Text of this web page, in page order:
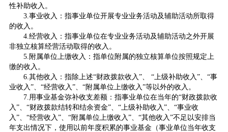
性补助收入。
3.事业收入：指事业单位开展专业业务活动及辅助活动所取得
的收入。
4.经营收入：指事业单位在专业业务活动及辅助活动之外开展
非独立核算经营活动取得的收入。
5.附属单位上缴收入：指单位附属的独立核算单位按照规定上
缴的收入。
6.其他收入：指除上述“财政拨款收入”、 “上级补助收入”、“事
业收入”、“经营收入”、“附属单位上缴收入”等以外的收入。
7.用事业基金弥补收支差额：指事业单位在当年的“财政拨款收
入”、“财政拨款结转和结余资金”、“上级补助收入”、“事业收
入”、“经营收入”、“附属单位上缴收入”、“其他收入”不足以安排当
年支出情况下，使用以前年度积累的事业基金（事业单位当年收支